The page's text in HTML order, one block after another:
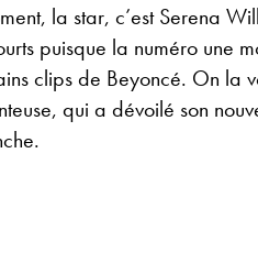
la star, c’est Serena
puisque la numéro une
clips de Beyoncé. On la
qui a dévoilé son